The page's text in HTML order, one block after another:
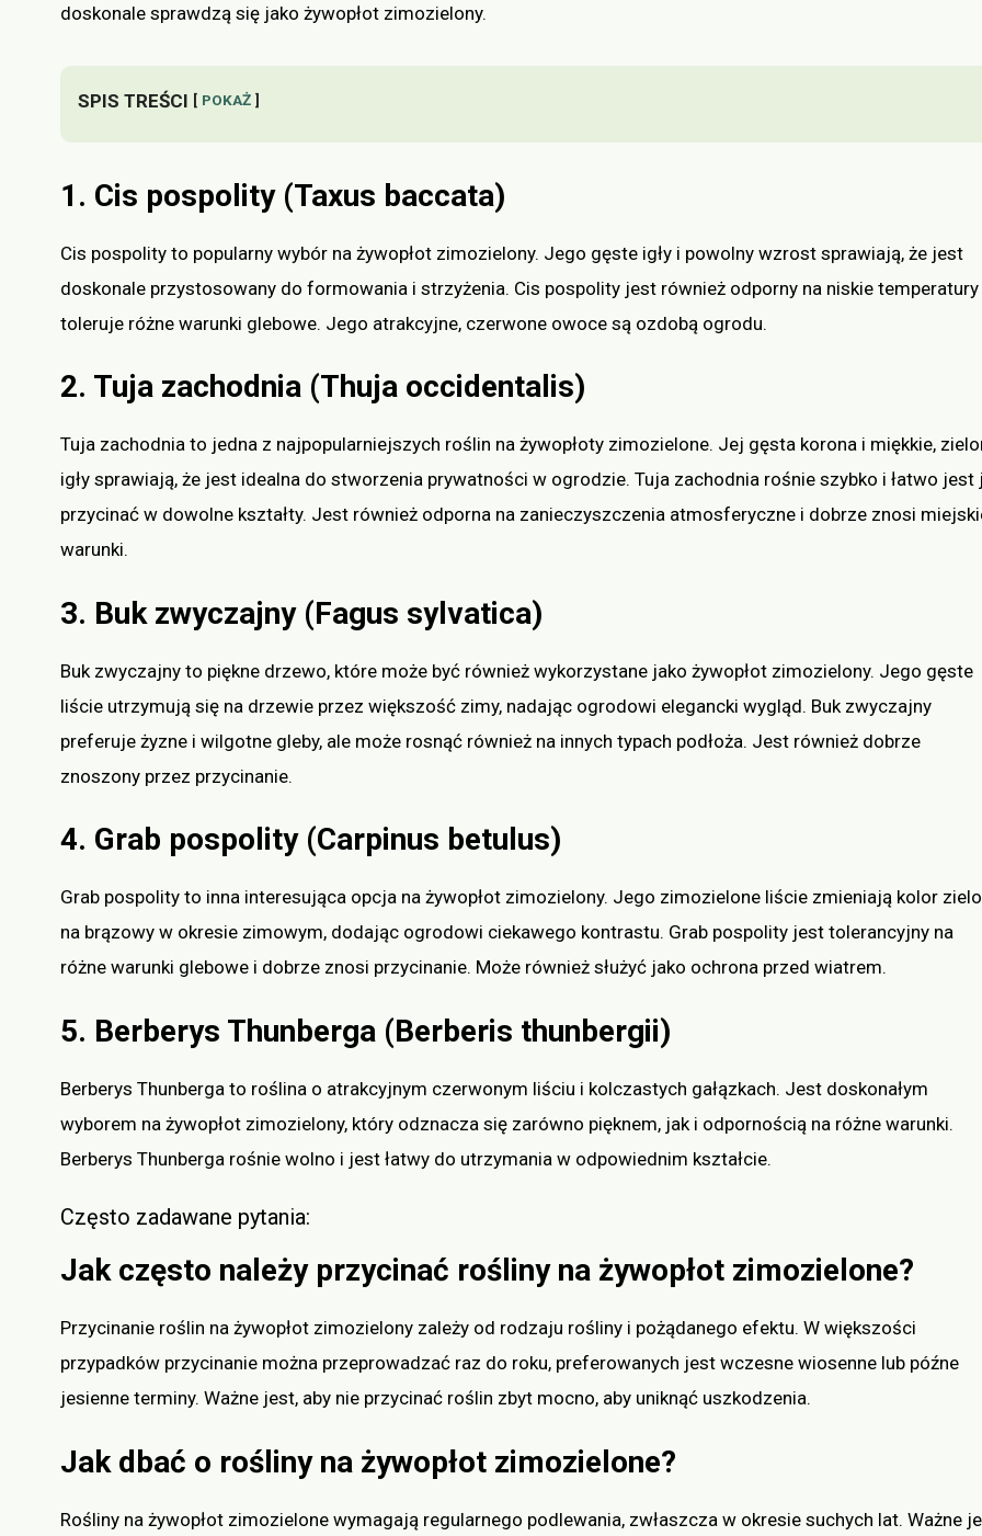
doskonale sprawdzą się jako żywopłot zimozielony.
SPIS TREŚCI POKAŻ
1. Cis pospolity (Taxus baccata)
Cis pospolity to popularny wybór na żywopłot zimozielony. Jego gęste igły i powolny wzrost sprawiają, że jest
doskonale przystosowany do formowania i strzyżenia. Cis pospolity jest również odporny na niskie temperatury
toleruje różne warunki glebowe. Jego atrakcyjne, czerwone owoce są ozdobą ogrodu.
2. Tuja zachodnia (Thuja occidentalis)
Tuja zachodnia to jedna z najpopularniejszych roślin na żywopłoty zimozielone. Jej gęsta korona i miękkie,
igły sprawiają, że jest idealna do stworzenia prywatności w ogrodzie. Tuja zachodnia rośnie szybko i łatwo jest
przycinać w dowolne kształty. Jest również odporna na zanieczyszczenia atmosferyczne i dobrze znosi
warunki.
3. Buk zwyczajny (Fagus sylvatica)
Buk zwyczajny to piękne drzewo, które może być również wykorzystane jako żywopłot zimozielony. Jego gęste
liście utrzymują się na drzewie przez większość zimy, nadając ogrodowi elegancki wygląd. Buk zwyczajny
preferuje żyzne i wilgotne gleby, ale może rosnąć również na innych typach podłoża. Jest również dobrze
znoszony przez przycinanie.
4. Grab pospolity (Carpinus betulus)
Grab pospolity to inna interesująca opcja na żywopłot zimozielony. Jego zimozielone liście zmieniają kolor
na brązowy w okresie zimowym, dodając ogrodowi ciekawego kontrastu. Grab pospolity jest tolerancyjny na
różne warunki glebowe i dobrze znosi przycinanie. Może również służyć jako ochrona przed wiatrem.
5. Berberys Thunberga (Berberis thunbergii)
Berberys Thunberga to roślina o atrakcyjnym czerwonym liściu i kolczastych gałązkach. Jest doskonałym
wyborem na żywopłot zimozielony, który odznacza się zarówno pięknem, jak i odpornością na różne warunki.
Berberys Thunberga rośnie wolno i jest łatwy do utrzymania w odpowiednim kształcie.
Często zadawane pytania:
Jak często należy przycinać rośliny na żywopłot zimozielone?
Przycinanie roślin na żywopłot zimozielony zależy od rodzaju rośliny i pożądanego efektu. W większości
przypadków przycinanie można przeprowadzać raz do roku, preferowanych jest wczesne wiosenne lub późne
jesienne terminy. Ważne jest, aby nie przycinać roślin zbyt mocno, aby uniknąć uszkodzenia.
Jak dbać o rośliny na żywopłot zimozielone?
Rośliny na żywopłot zimozielone wymagają regularnego podlewania, zwłaszcza w okresie suchych lat. Ważne